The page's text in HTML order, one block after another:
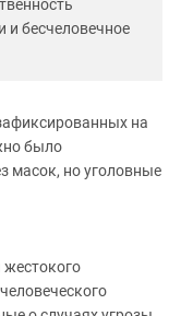
и бесчеловечное
на
было
масок, но уголовные